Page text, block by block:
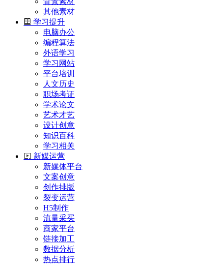
其他素材
学习提升
电脑办公
编程算法
外语学习
学习网站
平台培训
人文历史
职场考证
学术论文
艺术才艺
设计创意
知识百科
学习相关
新媒运营
新媒体平台
文案创意
创作排版
裂变运营
H5制作
流量采买
商家平台
链接加工
数据分析
热点排行